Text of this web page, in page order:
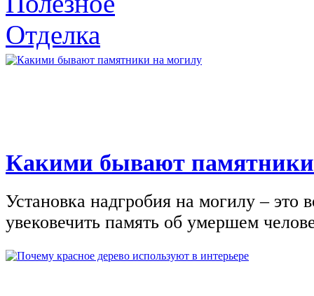
Отделка
Какими бывают
Установка надгробия на могилу – это
увековечить память об умершем